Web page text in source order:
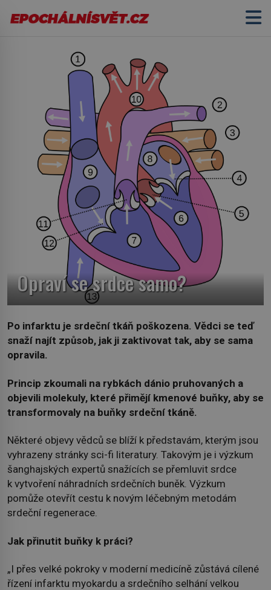
Opraví se srdce samo?
Po infarktu je srdeční tkáň poškozena. Vědci se teď
snaží najít způsob, jak ji zaktivovat tak, aby se sama
opravila.
Princip zkoumali na rybkách dánio pruhovaných a
objevili molekuly, které přimějí kmenové buňky, aby se
transformovaly na buňky srdeční tkáně.
Některé objevy vědců se blíží k představám, kterým jsou
vyhrazeny stránky sci-fi literatury. Takovým je i výzkum
šanghajských expertů snažících se přemluvit srdce
k vytvoření náhradních srdečních buněk. Výzkum
pomůže otevřít cestu k novým léčebným metodám
srdeční regenerace.
Jak přinutit buňky k práci?
„I přes velké pokroky v moderní medicíně zůstává cílené
řízení infarktu myokardu a srdečního selhání velkou